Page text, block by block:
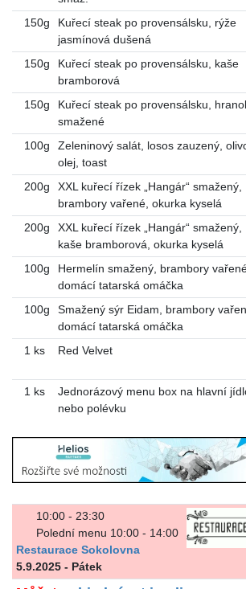
150g
Kuřecí steak po provensálsku, rýže
jasmínová dušená
150g
Kuřecí steak po provensálsku, kaše
bramborová
150g
Kuřecí steak po provensálsku,
smažené
100g
Zeleninový salát, losos zauzený,
olej, toast
200g
XXL kuřecí řízek „Hangár“ smažený,
brambory vařené, okurka kyselá
200g
XXL kuřecí řízek „Hangár“ smažený,
kaše bramborová, okurka kyselá
100g
Hermelín smažený, brambory
domácí tatarská omáčka
100g
Smažený sýr Eidam, brambory
domácí tatarská omáčka
1 ks Red Velvet
1 ks
Jednorázový menu box na hlavní
nebo polévku
10:00 - 23:30
Polední menu 10:00 - 14:00
Restaurace Sokolovna
5.9.2025 - Pátek